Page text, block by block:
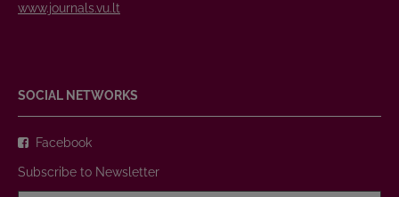
www.journals.vu.lt
SOCIAL NETWORKS
Facebook
Subscribe to Newsletter